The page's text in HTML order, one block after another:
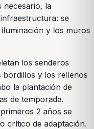
necesario, la
se
y los muros
los senderos
bordillos y los rellenos
la plantación de
de temporada.
2 años se
crítico de adaptación.